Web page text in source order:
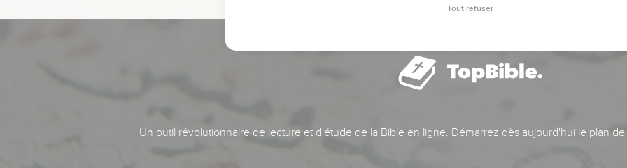
Un outil révolutionnaire de lecture et d'étude de la Bible en ligne. Démarrez dès aujourd'hui le plan
Tout refuser